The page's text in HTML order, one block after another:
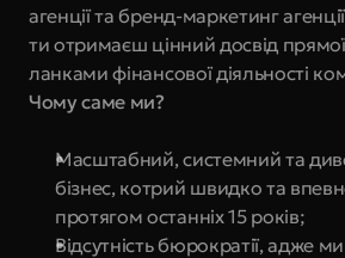
агенції та бренд-маркетинг
ти отримаєш цінний досвід прямої
ланками фінансової діяльності
Чому саме ми?
Масштабний, системний та
бізнес, котрий швидко та
протягом останніх 15 років;
Відсутність бюрократії, адже